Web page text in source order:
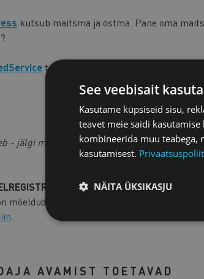
kutsub maitsma ja ostma. Pane oma
tutvustab meedikute varustust.
- jälgi meie kodulehte!
SIIN.
mõeldud meie liikmesettevõtete töötajatele
AVAMIST TOETAVAD
See veebisait
Kasutame küpsiseid sisu,
teavet meie saidi
kombineerida muu teabega,
kasutamisest.
NÄITA ÜKSIKASJU